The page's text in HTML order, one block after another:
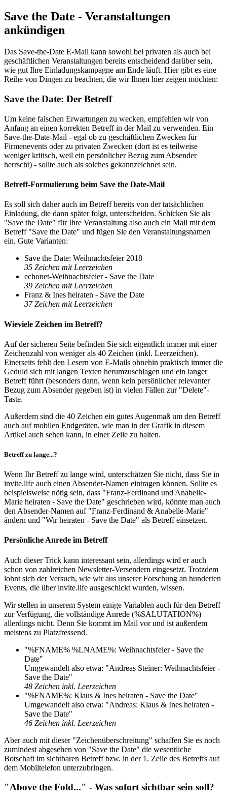
Save the Date - Veranstaltungen
ankündigen
Das Save-the-Date E-Mail kann sowohl bei privaten als auch bei
geschäftlichen Veranstaltungen bereits entscheidend darüber sein,
wie gut Ihre Einladungskampagne am Ende läuft. Hier gibt es eine
Reihe von Dingen zu beachten, die wir Ihnen hier zeigen möchten:
Save the Date: Der Betreff
Um keine falschen Erwartungen zu wecken, empfehlen wir von
Anfang an einen korrekten Betreff in der Mail zu verwenden. Ein
Save-the-Date-Mail - egal ob zu geschäftlichen Zwecken für
Firmenevents oder zu privaten Zwecken (dort ist es teilweise
weniger kritisch, weil ein persönlicher Bezug zum Absender
herrscht) - sollte auch als solches gekannzeichnet sein.
Betreff-Formulierung beim Save the Date-Mail
Es soll sich daher auch im Betreff bereits von der tatsächlichen
Einladung, die dann später folgt, unterscheiden. Schicken Sie als
"Save the Date" für Ihre Veranstaltung also auch ein Mail mit dem
Betreff "Save the Date" und fügen Sie den Veranstaltungsnamen
ein. Gute Varianten:
Save the Date: Weihnachtsfeier 2018
35 Zeichen mit Leerzeichen
echonet-Weihnachtsfeier - Save the Date
39 Zeichen mit Leerzeichen
Franz & Ines heiraten - Save the Date
37 Zeichen mit Leerzeichen
Wieviele Zeichen im Betreff?
Auf der sicheren Seite befinden Sie sich eigentlich immer mit einer
Zeichenzahl von weniger als 40 Zeichen (inkl. Leerzeichen).
Einerseits fehlt den Lesern von E-Mails ohnehin praktisch immer die
Geduld sich mit langen Texten herumzuschlagen und ein langer
Betreff führt (besonders dann, wenn kein persönlicher relevanter
Bezug zum Absender gegeben ist) in vielen Fällen zur "Delete"-
Taste.
Außerdem sind die 40 Zeichen ein gutes Augenmaß um den Betreff
auch auf mobilen Endgeräten, wie man in der Grafik in diesem
Artikel auch sehen kann, in einer Zeile zu halten.
Betreff zu lange...?
Wenn Ihr Betreff zu lange wird, unterschätzen Sie nicht, dass Sie in
invite.life auch einen Absender-Namen eintragen können. Sollte es
beispielsweise nötig sein, dass "Franz-Ferdinand und Anabelle-
Marie heiraten - Save the Date" geschrieben wird, könnte man auch
den Absender-Namen auf "Franz-Ferdinand & Anabelle-Marie"
ändern und "Wir heiraten - Save the Date" als Betreff einsetzen.
Persönliche Anrede im Betreff
Auch dieser Trick kann interessant sein, allerdings wird er auch
schon von zahlreichen Newsletter-Versendern eingesetzt. Trotzdem
lohnt sich der Versuch, wie wir aus unserer Forschung an hunderten
Events, die über invite.life ausgeschickt wurden, wissen.
Wir stellen in unserem System einige Variablen auch für den Betreff
zur Verfügung, die vollständige Anrede (%SALUTATION%)
allerdings nicht. Denn Sie kommt im Mail vor und ist außerdem
meistens zu Platzfressend.
"%FNAME% %LNAME%: Weihnachtsfeier - Save the
Date"
Umgewandelt also etwa: "Andreas Steiner: Weihnachtsfeier -
Save the Date"
48 Zeichen inkl. Leerzeichen
"%FNAME%: Klaus & Ines heiraten - Save the Date"
Umgewandelt also etwa: "Andreas: Klaus & Ines heiraten -
Save the Date"
46 Zeichen inkl. Leerzeichen
Aber auch mit dieser "Zeichenüberschreitung" schaffen Sie es noch
zumindest abgesehen von "Save the Date" die wesentliche
Botschaft im sichtbaren Betreff bzw. in der 1. Zeile des Betreffs auf
dem Mobiltelefon unterzubringen.
"Above the Fold..." - Was sofort sichtbar sein soll?